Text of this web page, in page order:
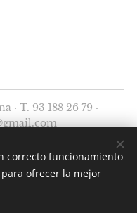
· T. 93 188 26 79 ·
- Todos los derechos
correcto funcionamiento
ofrecer la mejor